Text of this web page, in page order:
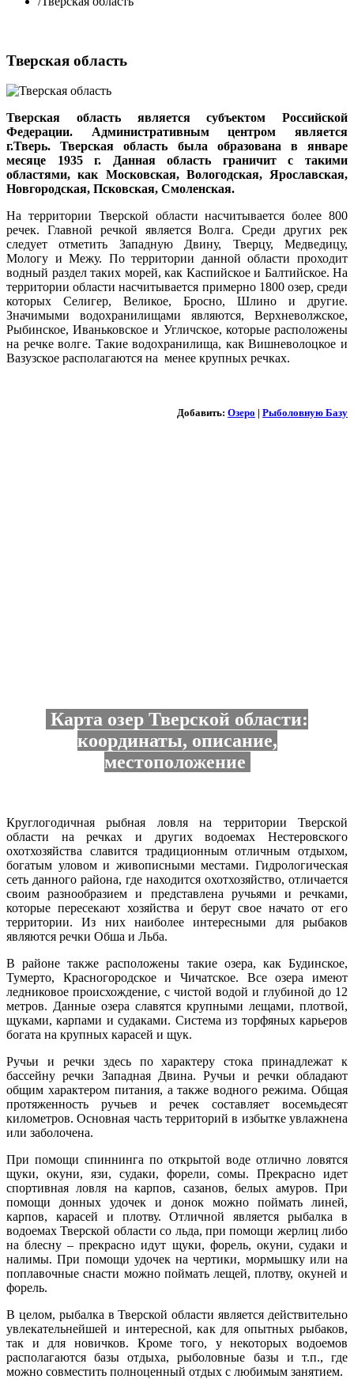
Тверская область
Тверская область является субъектом Российской
Федерации. Административным центром является
г.Тверь. Тверская область была образована в январе
месяце 1935 г. Данная область граничит с такими
областями, как Московская, Вологодская, Ярославская,
Новгородская, Псковская, Смоленская.
На территории Тверской области насчитывается более 800
речек. Главной речкой является Волга. Среди других рек
следует отметить Западную Двину, Тверцу, Медведицу,
Мологу и Межу. По территории данной области проходит
водный раздел таких морей, как Каспийское и Балтийское. На
территории области насчитывается примерно 1800 озер, среди
которых Селигер, Великое, Бросно, Шлино и другие.
Значимыми водохранилищами являются, Верхневолжское,
Рыбинское, Иваньковское и Угличское, которые расположены
на речке волге. Такие водохранилища, как Вишневолоцкое и
Вазузское располагаются на менее крупных речках.
Добавить: Озеро | Рыболовную Базу
Карта озер Тверской области:
координаты, описание,
местоположение
Круглогодичная рыбная ловля на территории Тверской
области на речках и других водоемах Нестеровского
охотхозяйства славится традиционным отличным отдыхом,
богатым уловом и живописными местами. Гидрологическая
сеть данного района, где находится охотхозяйство, отличается
своим разнообразием и представлена ручьями и речками,
которые пересекают хозяйства и берут свое начато от его
территории. Из них наиболее интересными для рыбаков
являются речки Обша и Льба.
В районе также расположены такие озера, как Будинское,
Тумерто, Красногородское и Чичатское. Все озера имеют
ледниковое происхождение, с чистой водой и глубиной до 12
метров. Данные озера славятся крупными лещами, плотвой,
щуками, карпами и судаками. Система из торфяных карьеров
богата на крупных карасей и щук.
Ручьи и речки здесь по характеру стока принадлежат к
бассейну речки Западная Двина. Ручьи и речки обладают
общим характером питания, а также водного режима. Общая
протяженность ручьев и речек составляет восемьдесят
километров. Основная часть территорий в избытке увлажнена
или заболочена.
При помощи спиннинга по открытой воде отлично ловятся
щуки, окуни, язи, судаки, форели, сомы. Прекрасно идет
спортивная ловля на карпов, сазанов, белых амуров. При
помощи донных удочек и донок можно поймать линей,
карпов, карасей и плотву. Отличной является рыбалка в
водоемах Тверской области со льда, при помощи жерлиц либо
на блесну – прекрасно идут щуки, форель, окуни, судаки и
налимы. При помощи удочек на чертики, мормышку или на
поплавочные снасти можно поймать лещей, плотву, окуней и
форель.
В целом, рыбалка в Тверской области является действительно
увлекательнейшей и интересной, как для опытных рыбаков,
так и для новичков. Кроме того, у некоторых водоемов
располагаются базы отдыха, рыболовные базы и т.п., где
можно совместить полноценный отдых с любимым занятием.